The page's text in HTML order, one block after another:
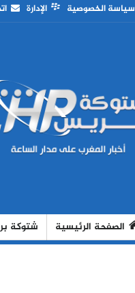
سياسة الخصوصية الإدارة
الصفحة الرئيسية شتوكة